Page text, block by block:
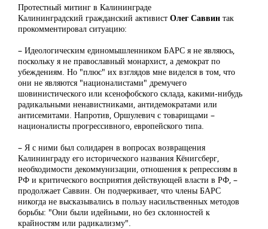
Протестный митинг в Калининграде
Калининградский гражданский активист Олег Саввин так
прокомментировал ситуацию:
– Идеологическим единомышленником БАРС я не являюсь,
поскольку я не православный монархист, а демократ по
убеждениям. Но "плюс" их взглядов мне виделся в том, что
они не являются "националистами" дремучего
шовинистического или ксенофобского склада, какими-нибудь
радикальными ненавистниками, антидемократами или
антисемитами. Напротив, Оршулевич с товарищами –
националисты прогрессивного, европейского типа.
– Я с ними был солидарен в вопросах возвращения
Калининграду его исторического названия Кёнигсберг,
необходимости декоммунизации, отношения к репрессиям в
РФ и критического восприятия действующей власти в РФ, –
продолжает Саввин. Он подчеркивает, что члены БАРС
никогда не высказывались в пользу насильственных методов
борьбы: "Они были идейными, но без склонностей к
крайностям или радикализму".